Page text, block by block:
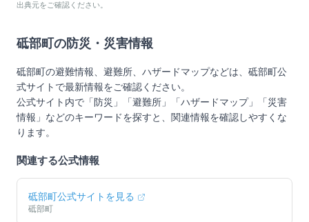
出典元をご確認ください。
砥部町 の防災・災害情報
砥部町の避難情報、避難所、ハザードマップなどは、 砥部町公
式サイトで最新情報をご確認ください。
公式サイト内で「防災」「避難所」「ハザードマップ」「災害
情報」などのキーワードを探すと、関連情報を確認しやすくな
ります。
関連する公式情報
砥部町公式サイトを見る
砥部町